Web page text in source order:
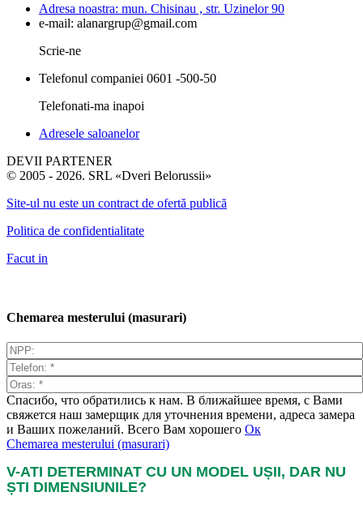
Adresa noastra: mun. Chisinau , str. Uzinelor 90
e-mail: alanargrup@gmail.com
Scrie-ne
Telefonul companiei 0601 -500-50
Telefonati-ma inapoi
Adresele saloanelor
DEVII PARTENER
© 2005 - 2026. SRL «Dveri Belorussii»
Site-ul nu este un contract de ofertă publică
Politica de confidentialitate
Facut in
Chemarea mesterului (masurari)
Спасибо, что обратились к нам. В ближайшее время, с Вами
свяжется наш замерщик для уточнения времени, адреса замера
и Ваших пожеланий. Всего Вам хорошего Ок
Chemarea mesterului (masurari)
V-ATI DETERMINAT CU UN MODEL UȘII, DAR NU
ȘTI DIMENSIUNILE?